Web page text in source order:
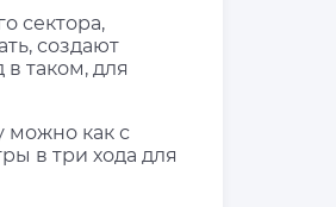
сектора,
создают
таком, для
можно как с
в три хода для